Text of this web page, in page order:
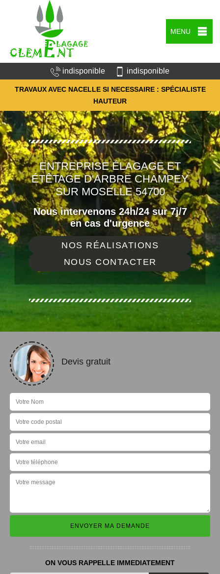
MENU
indisponible indisponible
TRAVAUX AVEC NACELLE SI NECESSAIRE : SPÉCIALISTE
HAUTEUR
ENTREPRISE ÉLAGAGE ET
ÉTÊTAGE D'ARBRE CHAMPEY
SUR MOSELLE 54700
Nous intervenons 24h/24 sur 7j/7
en cas d'urgence
NOS RÉALISATIONS
NOUS CONTACTER
Devis gratuit
ON VOUS RAPPELLE IMMEDIATEMENT